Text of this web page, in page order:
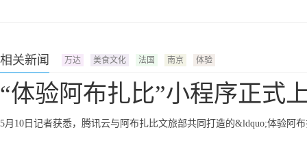
相关新闻 万达 美食文化 法国 南京 体验
“体验阿布扎比”小程序正式
5月10日记者获悉，腾讯云与阿布扎比文旅部共同打造的&ldquo;体验阿